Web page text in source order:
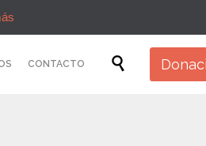
Skip
CONTACTO 